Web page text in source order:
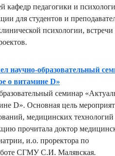
кафедр педагогики и
для студентов и
психологии, встречи
научно-образовательный
о витамине D»
семинар
D». Основная цель
медицинских
прочитала доктор
и.о. проректора по
СГМУ С.И. Малявская.